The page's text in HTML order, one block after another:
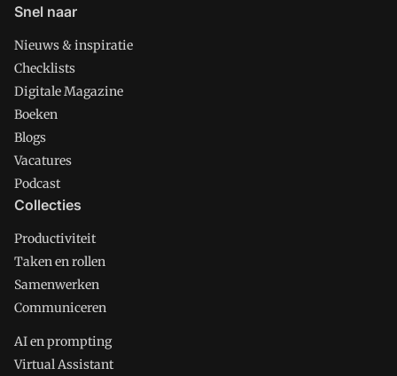
Snel naar
Nieuws & inspiratie
Checklists
Digitale Magazine
Boeken
Blogs
Vacatures
Podcast
Collecties
Productiviteit
Taken en rollen
Samenwerken
Communiceren
AI en prompting
Virtual Assistant